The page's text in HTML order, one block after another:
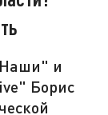
и
Борис